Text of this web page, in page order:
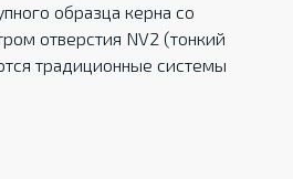
образца керна со
отверстия NV2 (тонкий
традиционные системы